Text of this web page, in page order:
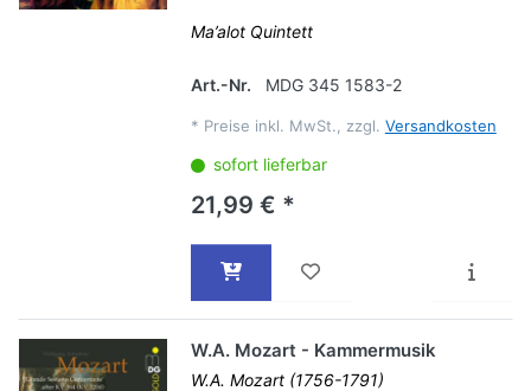
Ma’alot Quintett
Art.-Nr. MDG 345 1583-2
* Preise inkl. MwSt., zzgl. Versandkosten
sofort lieferbar
21,99 € *
W.A. Mozart - Kammermusik
W.A. Mozart (1756-1791)